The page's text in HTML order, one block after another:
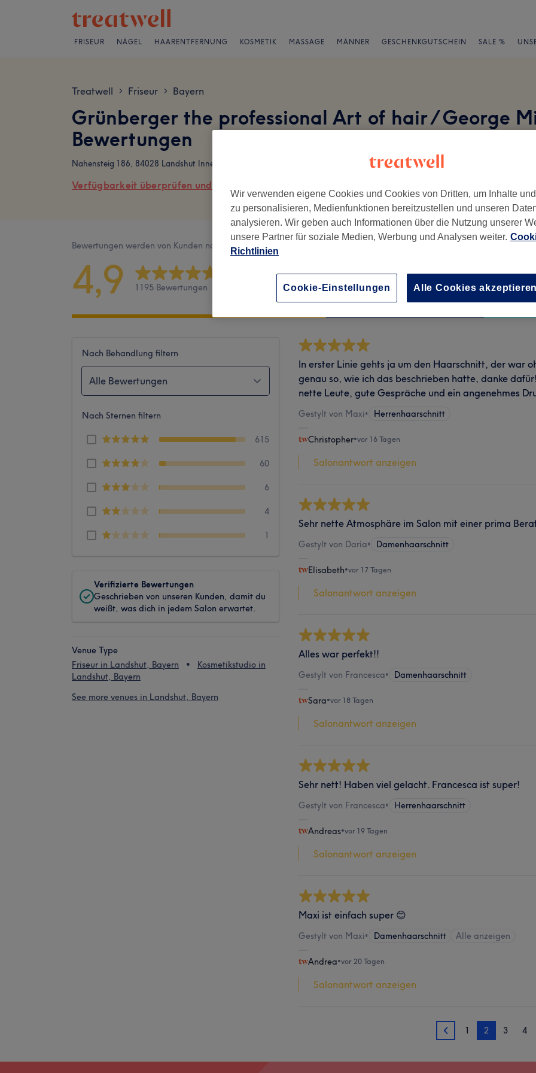
FRISEUR NÄGEL HAARENTFERNUNG KOSMETIK MASSAGE MÄNNER GESCHENKGUTSCHEIN SALE %
Treatwell > Friseur > Bayern
Grünberger the professional Art of hair / George
Bewertungen
Nahensteig 186, 84028 Landshut Innenstadt
Verfügbarkeit überprüfen und online buchen
Bewertungen werden von Kunden nach ihrem Besuch geschrieben.
4,9 1195 Bewertungen Sauberkeit
Nach Behandlung filtern
Alle Bewertungen
Nach Sternen filtern
615
60
6
4
1
Verifizierte Bewertungen
Geschrieben von unseren Kunden, damit du
weißt, was dich in jedem Salon erwartet.
Venue Type
Friseur in Landshut, Bayern
Kosmetikstudio in
Landshut, Bayern
See more venues in Landshut, Bayern
In erster Linie gehts ja um den Haarschnitt, der war
genau so, wie ich das beschrieben hatte, danke
nette Leute, gute Gespräche und ein angenehmes
Gestylt von Maxi• Herrenhaarschnitt
Christopher•vor 16 Tagen
Salonantwort anzeigen
Sehr nette Atmosphäre im Salon mit einer prima
Gestylt von Daria• Damenhaarschnitt
Elisabeth•vor 17 Tagen
Salonantwort anzeigen
Alles war perfekt!!
Gestylt von Francesca• Damenhaarschnitt
Sara•vor 18 Tagen
Salonantwort anzeigen
Sehr nett! Haben viel gelacht. Francesca ist super!
Gestylt von Francesca• Herrenhaarschnitt
Andreas•vor 19 Tagen
Salonantwort anzeigen
Maxi ist einfach super 😊
Gestylt von Maxi• Damenhaarschnitt Alle anzeigen
Andrea•vor 20 Tagen
Salonantwort anzeigen
1 1 2 3 4
Wir verwenden eigene Cookies und Cookies von Dritten, um Inhalte
zu personalisieren, Medienfunktionen bereitzustellen und unseren
analysieren. Wir geben auch Informationen über die Nutzung unserer
unsere Partner für soziale Medien, Werbung und Analysen weiter.
Richtlinien
Cookie-Einstellungen Alle Cookies akzeptieren